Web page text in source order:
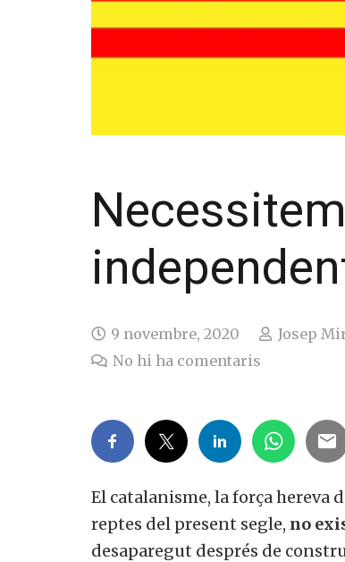
9 novembre, 2020 Josep
No hi ha comentaris
El catalanisme, la força hereva
reptes del present segle, no
desaparegut després de